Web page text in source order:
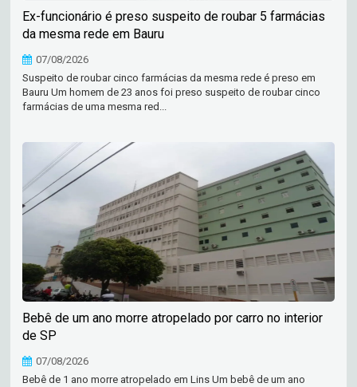
Ex-funcionário é preso suspeito de roubar 5 farmácias
da mesma rede em Bauru
07/08/2026
Suspeito de roubar cinco farmácias da mesma rede é preso em
Bauru Um homem de 23 anos foi preso suspeito de roubar cinco
farmácias de uma mesma red...
Bebê de um ano morre atropelado por carro no interior
de SP
07/08/2026
Bebê de 1 ano morre atropelado em Lins Um bebê de um ano